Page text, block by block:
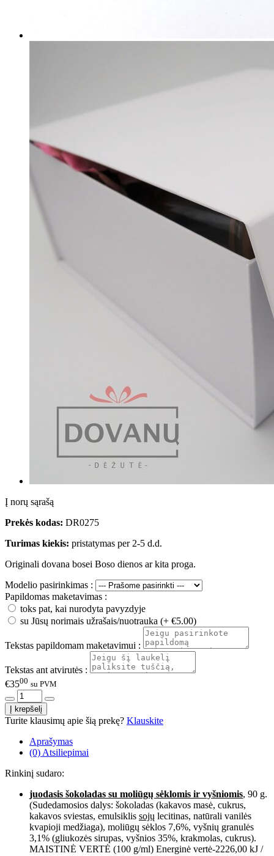
Į norų sąrašą
Prekės kodas: DR0275
Turimas kiekis: pristatymas per 2-5 d.d.
Originali dovana bosei Boso dienos ar kita proga.
Modelio pasirinkimas :
Papildomas maketavimas :
toks pat, kai nurodyta pavyzdyje
su Jūsų norimais užrašais/nuotrauka (+ €5.00)
Tekstas papildomam maketavimui :
Tekstas ant atvirutės :
€3500 su PVM
Turite klausimų apie šią prekę? Klauskite
Aprašymas
(0) Atsiliepimai
Rinkinį sudaro:
juodasis šokoladas su moliūgų sėklomis ir vyšniomis, 90 g.
(Sudedamosios dalys: šokoladas (kakavos masė, cukrus,
kakavos sviestas, emulsiklis sojų lecitinas, natūrali vanilės
kvapioji medžiaga), moliūgų sėklos 7,6%, vyšnių granulės
3,1% (gliukozės sirupas, vyšnios 35%, krakmolas, cukrus).
MAISTINĖ VERTĖ (100 g/ml) Energinė vertė-2226,00 kJ /